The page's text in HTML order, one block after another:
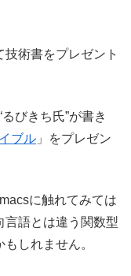
術書をプレゼント
びきち氏”が書き
ブル 」をプレゼン
に触れてみては
言語とは違う関数型
しれません。